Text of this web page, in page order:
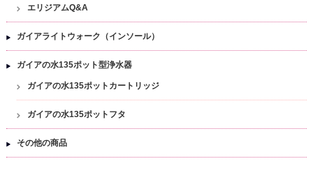
エリジアムQ&A
ガイアライトウォーク（インソール）
ガイアの水135ポット型浄水器
ガイアの水135ポットカートリッジ
ガイアの水135ポットフタ
その他の商品